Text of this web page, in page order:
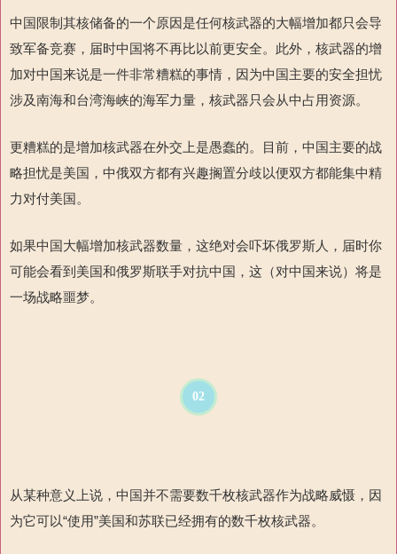
中国限制其核储备的一个原因是任何核武器的大幅增加都只会导
致军备竞赛，届时中国将不再比以前更安全。此外，核武器的增
加对中国来说是一件非常糟糕的事情，因为中国主要的安全担忧
涉及南海和台湾海峡的海军力量，核武器只会从中占用资源。
更糟糕的是增加核武器在外交上是愚蠢的。目前，中国主要的战
略担忧是美国，中俄双方都有兴趣搁置分歧以便双方都能集中精
力对付美国。
如果中国大幅增加核武器数量，这绝对会吓坏俄罗斯人，届时你
可能会看到美国和俄罗斯联手对抗中国，这（对中国来说）将是
一场战略噩梦。
02
从某种意义上说，中国并不需要数千枚核武器作为战略威慑，因
为它可以“使用”美国和苏联已经拥有的数千枚核武器。